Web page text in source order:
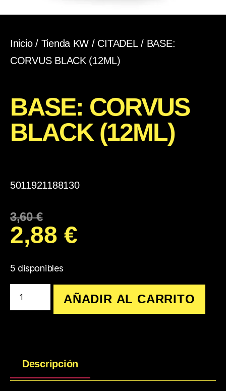
Inicio/ Tienda KW / CITADEL/ BASE:
CORVUS BLACK (12ML)
BASE: CORVUS
BLACK (12ML)
5011921188130
3,60€
2,88 €
5 disponibles
AÑADIR AL CARRITO
Descripción